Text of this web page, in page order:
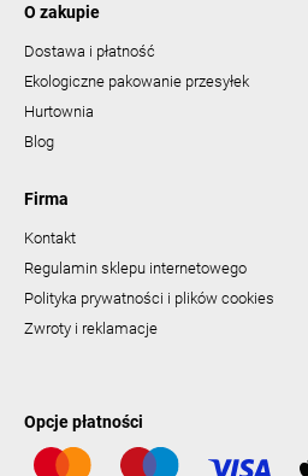
O zakupie
Dostawa i płatność
Ekologiczne pakowanie przesyłek
Hurtownia
Blog
Firma
Kontakt
Regulamin sklepu internetowego
Polityka prywatności i plików cookies
Zwroty i reklamacje
Opcje płatności